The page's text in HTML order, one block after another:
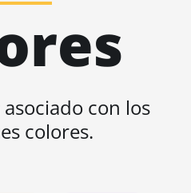
con los
colores.